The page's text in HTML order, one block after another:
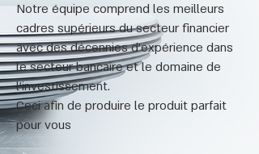
Notre équipe comprend les meilleurs
cadres supérieurs du secteur financier
avec des décennies d'expérience dans
le secteur bancaire et le domaine de
l'investissement.
Ceci afin de produire le produit parfait
pour vous